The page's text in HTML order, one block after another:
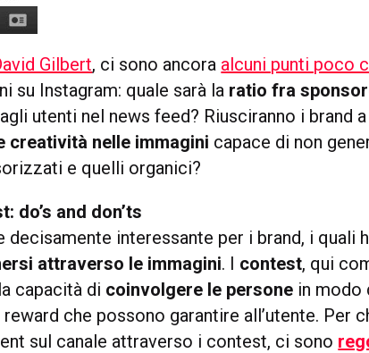
Gilbert, ci sono ancora alcuni punti poco
su Instagram: quale sarà la ratio fra
utenti nel news feed? Riusciranno i brand
creatività nelle immagini capace di non
e quelli organici?
do’s and don’ts
decisamente interessante per i brand, i quali
attraverso le immagini. I contest, qui
capacità di coinvolgere le persone in modo
che possono garantire all’utente. Per
sul canale attraverso i contest, ci sono